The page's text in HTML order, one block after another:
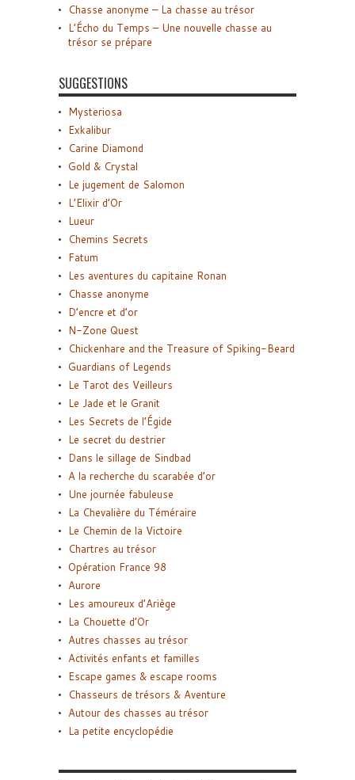
Chasse anonyme – La chasse au trésor
L’Écho du Temps – Une nouvelle chasse au
trésor se prépare
SUGGESTIONS
Mysteriosa
Exkalibur
Carine Diamond
Gold & Crystal
Le jugement de Salomon
L’Elixir d’Or
Lueur
Chemins Secrets
Fatum
Les aventures du capitaine Ronan
Chasse anonyme
D’encre et d’or
N-Zone Quest
Chickenhare and the Treasure of Spiking-Beard
Guardians of Legends
Le Tarot des Veilleurs
Le Jade et le Granit
Les Secrets de l’Égide
Le secret du destrier
Dans le sillage de Sindbad
A la recherche du scarabée d’or
Une journée fabuleuse
La Chevalière du Téméraire
Le Chemin de la Victoire
Chartres au trésor
Opération France 98
Aurore
Les amoureux d’Ariège
La Chouette d’Or
Autres chasses au trésor
Activités enfants et familles
Escape games & escape rooms
Chasseurs de trésors & Aventure
Autour des chasses au trésor
La petite encyclopédie